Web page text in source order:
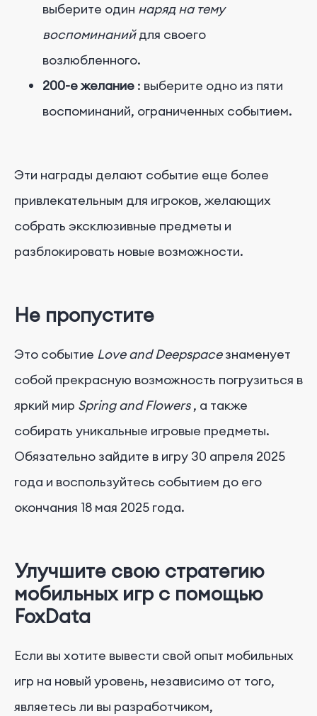
выберите один наряд на тему
воспоминаний для своего
возлюбленного.
200-е желание : выберите одно из пяти
воспоминаний, ограниченных событием.
Эти награды делают событие еще более
привлекательным для игроков, желающих
собрать эксклюзивные предметы и
разблокировать новые возможности.
Не пропустите
Это событие Love and Deepspace знаменует
собой прекрасную возможность погрузиться в
яркий мир Spring and Flowers , а также
собирать уникальные игровые предметы.
Обязательно зайдите в игру 30 апреля 2025
года и воспользуйтесь событием до его
окончания 18 мая 2025 года.
Улучшите свою стратегию
мобильных игр с помощью
FoxData
Если вы хотите вывести свой опыт мобильных
игр на новый уровень, независимо от того,
являетесь ли вы разработчиком,